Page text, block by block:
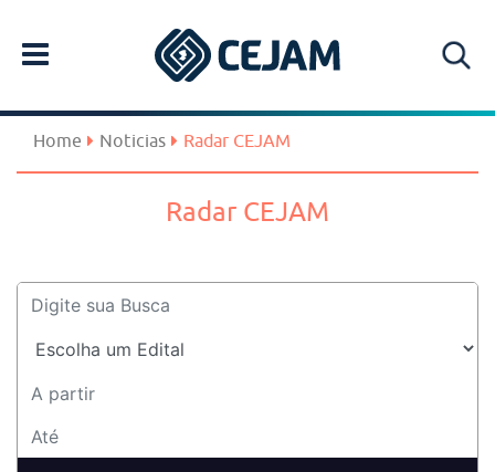
Home Noticias Radar CEJAM
Radar CEJAM